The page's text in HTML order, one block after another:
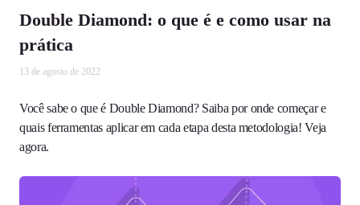
Double Diamond: o que é e como usar na
prática
13 de agosto de 2022
Você sabe o que é Double Diamond? Saiba por onde começar e
quais ferramentas aplicar em cada etapa desta metodologia! Veja
agora.